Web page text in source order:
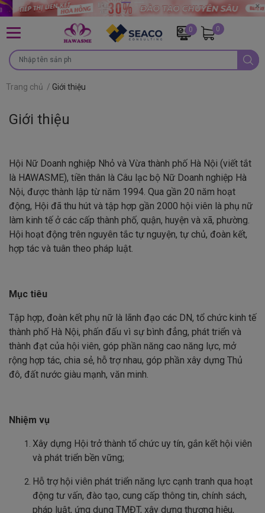
0 0
Trang chủ / Giới thiệu
Giới thiệu
Hội Nữ Doanh nghiệp Nhỏ và Vừa thành phố Hà Nội (viết tắt
là HAWASME), tiền thân là Câu lạc bộ Nữ Doanh nghiệp Hà
Nội, được thành lập từ năm 1994. Qua gần 20 năm hoạt
động, Hội đã thu hút và tập hợp gần 2000 hội viên là phụ nữ
làm kinh tế ở các cấp thành phố, quận, huyện và xã, phường.
Hội hoạt động trên nguyên tắc tự nguyện, tự chủ, đoàn kết,
hợp tác và tuân theo pháp luật.
Mục tiêu
Tập hợp, đoàn kết phụ nữ là lãnh đạo các DN, tổ chức kinh tế
thành phố Hà Nội, phấn đấu vì sự bình đẳng, phát triển và
thành đạt của hội viên, góp phần năng cao năng lực, mở
rộng hợp tác, chia sẻ, hỗ trợ nhau, góp phần xây dựng Thủ
đô, đất nước giàu mạnh, văn minh.
Nhiệm vụ
Xây dựng Hội trở thành tổ chức uy tín, gắn kết hội viên
và phát triển bền vững;
Hỗ trợ hội viên phát triển năng lực cạnh tranh qua hoạt
động tư vấn, đào tạo, cung cấp thông tin, chính sách,
pháp luật, ứng dụng TMĐT, xây dựng thương hiệu,